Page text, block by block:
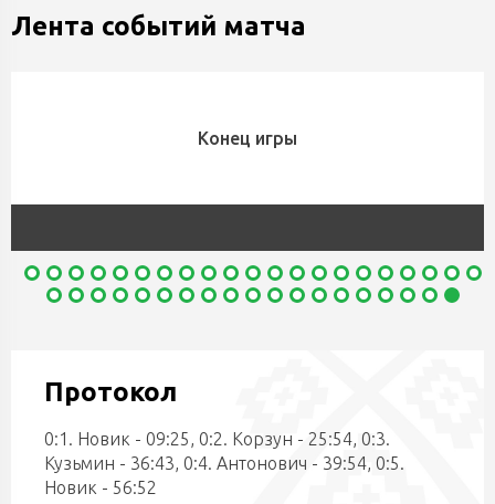
Лента событий матча
Конец игры
Протокол
0:1. Новик - 09:25, 0:2. Корзун - 25:54, 0:3.
Кузьмин - 36:43, 0:4. Антонович - 39:54, 0:5.
Новик - 56:52